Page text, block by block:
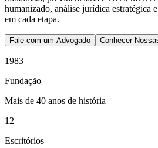
humanizado, análise jurídica estratégica
em cada etapa.
Fale com um Advogado Conhecer
1983
Fundação
Mais de 40 anos de história
12
Escritórios